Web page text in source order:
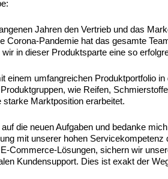
Jahren den Vertrieb und das
Corona-Pandemie hat das gesamte
in dieser Produktsparte eine so
einem umfangreichen Produktportfolio
wie Reifen,
Marktposition erarbeitet.
die neuen Aufgaben und bedanke
mit unserer hohen
Commerce-Lösungen, sichern wir
Kundensupport. Dies ist exakt der